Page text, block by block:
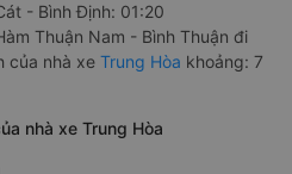
- Bình Định: 01:20
Thuận Nam - Bình Thuận đi
của nhà xe Trung Hòa khoảng: 7
nhà xe Trung Hòa